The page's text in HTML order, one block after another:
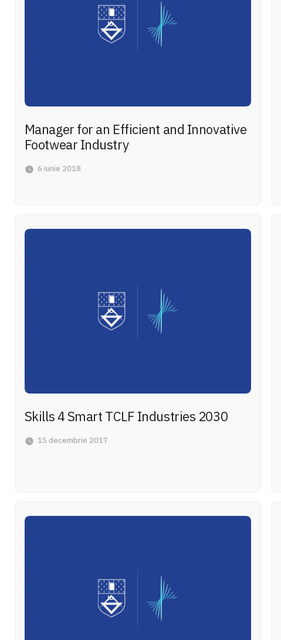
Manager for an Efficient and Innovative
Footwear Industry
6 iunie 2018
Skills 4 Smart TCLF Industries 2030
15 decembrie 2017